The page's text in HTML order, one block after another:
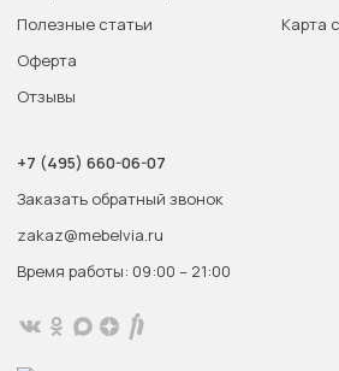
Полезные статьи
Оферта
Отзывы
Карта
+7 (495) 660-06-07
Заказать обратный звонок
zakaz@mebelvia.ru
Время работы: 09:00 – 21:00